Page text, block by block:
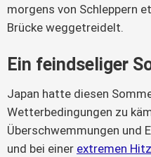
morgens von Schleppern
Brücke weggetreidelt.
Ein feindseliger
Japan hatte diesen
Wetterbedingungen zu
Überschwemmungen und
und bei einer extremen